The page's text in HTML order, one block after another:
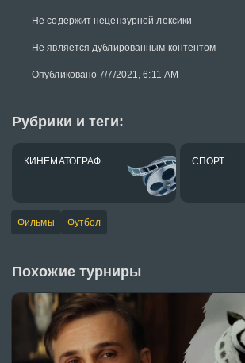
Не содержит нецензурной лексики
Не является дублированным контентом
Опубликовано 7/7/2021, 6:11 AM
Рубрики и теги:
КИНЕМАТОГРАФ СПОРТ
Фильмы Футбол
Похожие турниры